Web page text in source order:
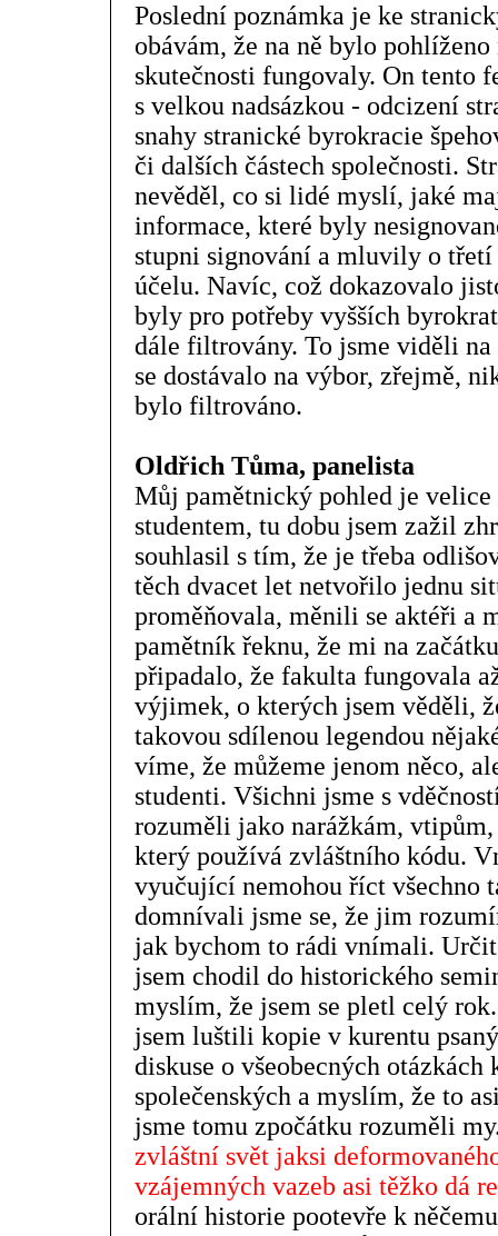
Poslední poznámka je ke
obávám, že na ně bylo
skutečnosti fungovaly. On tento
s velkou nadsázkou - odcizení
snahy stranické byrokracie
či dalších částech společnosti.
nevěděl, co si lidé myslí, jaké
informace, které byly
stupni signování a mluvily o
účelu. Navíc, což dokazovalo
byly pro potřeby vyšších
dále filtrovány. To jsme viděli
se dostávalo na výbor, zřejmě,
bylo filtrováno.
Oldřich Tůma, panelista
Můj pamětnický pohled je
studentem, tu dobu jsem zažil
souhlasil s tím, že je třeba
těch dvacet let netvořilo jednu
proměňovala, měnili se aktéři a
pamětník řeknu, že mi na
připadalo, že fakulta fungovala
výjimek, o kterých jsem věděli,
takovou sdílenou legendou
víme, že můžeme jenom něco,
studenti. Všichni jsme s
rozuměli jako narážkám,
který používá zvláštního kódu.
vyučující nemohou říct všechno
domnívali jsme se, že jim
jak bychom to rádi vnímali.
jsem chodil do historického
myslím, že jsem se pletl celý
jsem luštili kopie v kurentu
diskuse o všeobecných
společenských a myslím, že to
jsme tomu zpočátku rozuměli
zvláštní svět jaksi
vzájemných vazeb asi těžko dá
orální historie pootevře k